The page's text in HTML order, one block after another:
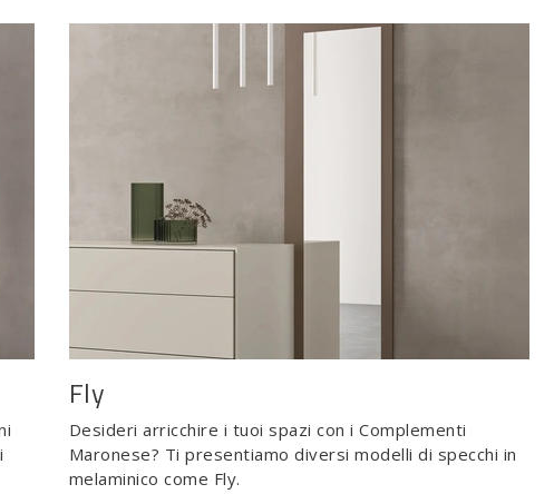
Fly
Desideri arricchire i tuoi spazi con i Complementi
Maronese? Ti presentiamo diversi modelli di specchi in
melaminico come Fly.